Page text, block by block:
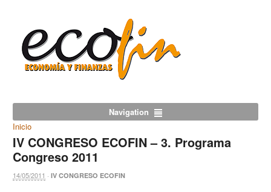
Navigation
Inicio
IV CONGRESO ECOFIN – 3. Programa
Congreso 2011
14/05/2011 ·IV CONGRESO ECOFIN